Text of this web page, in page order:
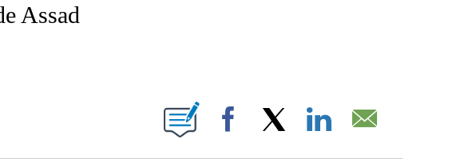
Assad
RECEIVE NOTIFICATIONS ABOUT NEW PAGES ON "".
Facebook